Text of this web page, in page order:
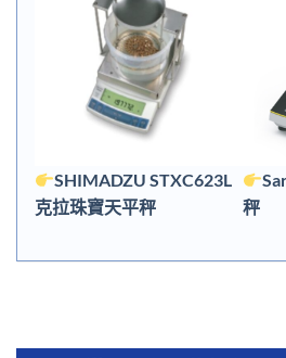
SHIMADZU STXC623L
克拉珠寶天平秤
秤